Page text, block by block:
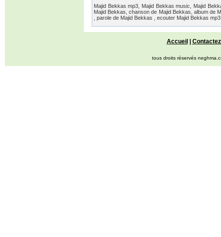
Majid Bekkas mp3, Majid Bekkas music, Majid
Majid Bekkas, chanson de Majid Bekkas, album de
, parole de Majid Bekkas , ecouter Majid Bekkas mp3
Accueil|
tous droits réservés